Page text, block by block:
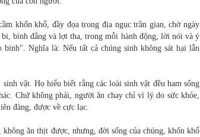
khốn khổ, đầy đọa trong địa ngục trần gian, chờ ngày
bình đẳng và lợi tha, trong mỗi hành động, lời nói và ý
Nghĩa là: Nếu tất cả chúng sinh không sát hại lẫn
vật. Họ hiểu biết rằng các loài sinh vật đều ham sống
Chứ không phải, người ăn chay chỉ vì lý do sức khỏe,
đàng, được về cực lạc.
ăn thịt được, nhưng, đời sống của chúng, khốn khổ